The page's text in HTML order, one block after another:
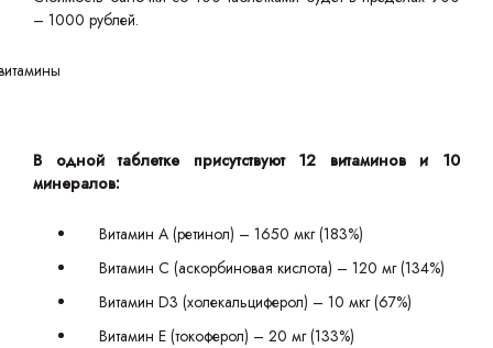
– 1000 рублей.
В одной таблетке присутствуют 12 витаминов и 10
минералов:
Витамин А (ретинол) – 1650 мкг (183%)
Витамин С (аскорбиновая кислота) – 120 мг (134%)
Витамин D3 (холекальциферол) – 10 мкг (67%)
Витамин Е (токоферол) – 20 мг (133%)